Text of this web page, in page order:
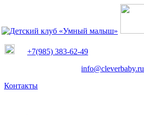
+7(985) 383-62-49
info@cleverbaby.ru
Контакты